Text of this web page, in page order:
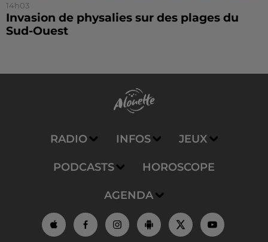
14h03
Invasion de physalies sur des plages du
Sud-Ouest
RADIO INFOS JEUX
PODCASTS HOROSCOPE
AGENDA